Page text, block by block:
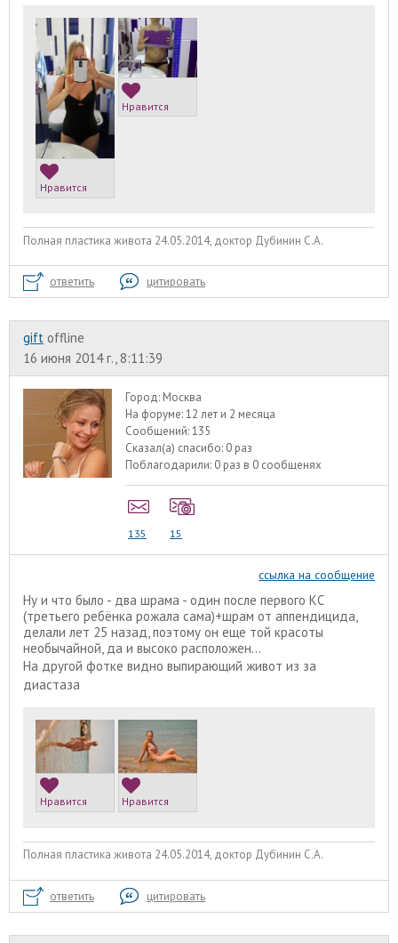
Нравится
Нравится
Полная пластика живота 24.05.2014, доктор Дубинин С.А.
ответить цитировать
gift offline
16 июня 2014 г., 8:11:39
Город: Москва
На форуме:12 лет и 2 месяца
Сообщений:135
Сказал(а) спасибо: 0 раз
Поблагодарили: 0 раз в 0 сообщенях
135 15
ссылка на сообщение
Ну и что было - два шрама - один после первого КС
(третьего ребёнка рожала сама)+шрам от аппендицида,
делали лет 25 назад, поэтому он еще той красоты
необычайной, да и высоко расположен...
На другой фотке видно выпирающий живот из за
диастаза
Нравится Нравится
Полная пластика живота 24.05.2014, доктор Дубинин С.А.
ответить цитировать